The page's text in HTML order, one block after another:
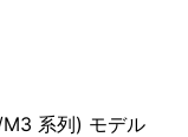
系列) モデル